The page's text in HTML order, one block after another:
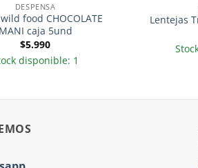
DESPENSA
food CHOCOLATE
MANI caja 5und
$5.990
disponible: 1
Lentejas